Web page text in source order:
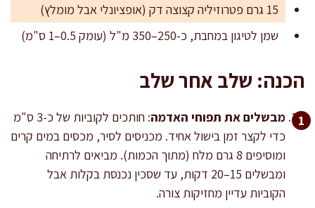
15 גרם פטרוזיליה קצוצה דק (אופציונלי אבל מומלץ)
שמן לטיגון במחבת, כ-250–350 מ"ל (עומק 0.5–1 ס"מ)
הכנה: שלב אחר שלב
מבשלים את תפוחי האדמה
: חותכים לקוביות של כ-3 ס"מ
כדי לקצר זמן בישול אחיד. מכניסים לסיר, מכסים במים קרים
ומוסיפים 8 גרם מלח (מתוך הכמות). מביאים לרתיחה
ומבשלים 15–20 דקות, עד שסכין נכנסת בקלות אבל
הקוביות עדיין מחזיקות צורה.